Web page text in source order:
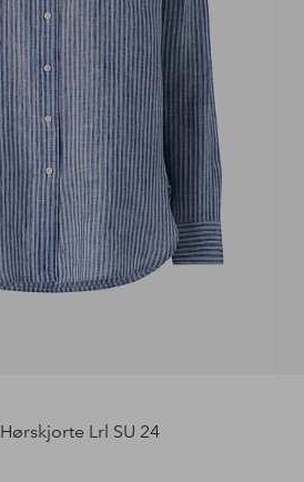
Hørskjorte Lrl SU 24